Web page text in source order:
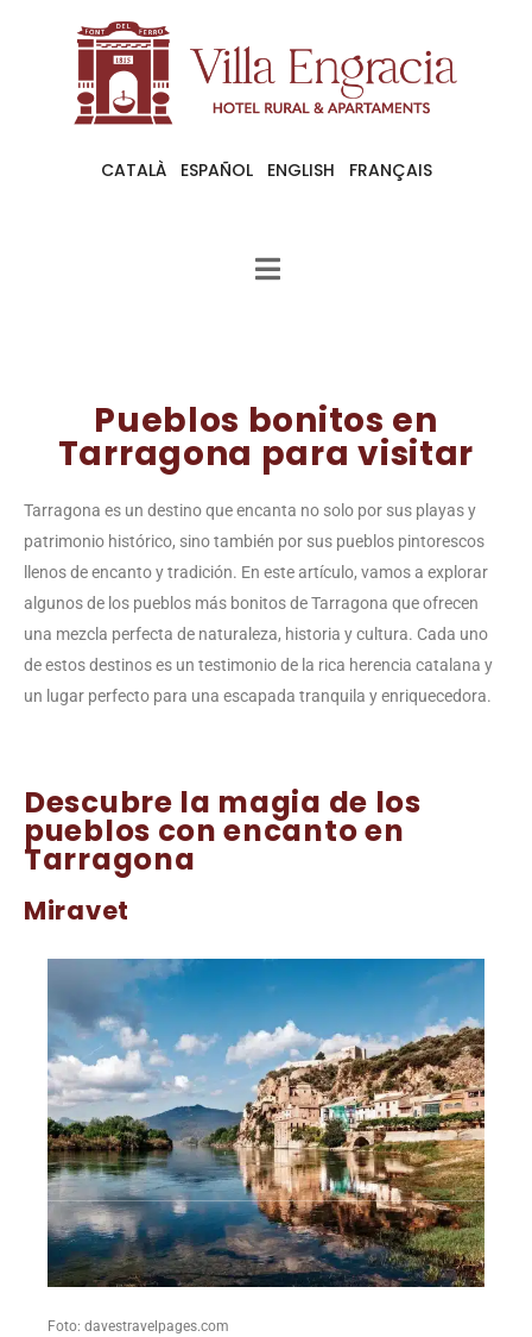
CATALÀ ESPAÑOL ENGLISH FRANÇAIS
Pueblos bonitos en
Tarragona para visitar
Tarragona es un destino que encanta no solo por sus playas y
patrimonio histórico, sino también por sus pueblos pintorescos
llenos de encanto y tradición. En este artículo, vamos a explorar
algunos de los pueblos más bonitos de Tarragona que ofrecen
una mezcla perfecta de naturaleza, historia y cultura. Cada uno
de estos destinos es un testimonio de la rica herencia catalana y
un lugar perfecto para una escapada tranquila y enriquecedora.
Descubre la magia de los
pueblos con encanto en
Tarragona
Miravet
Foto: davestravelpages.com